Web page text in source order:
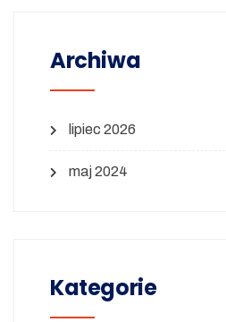
Archiwa
lipiec 2026
maj 2024
Kategorie